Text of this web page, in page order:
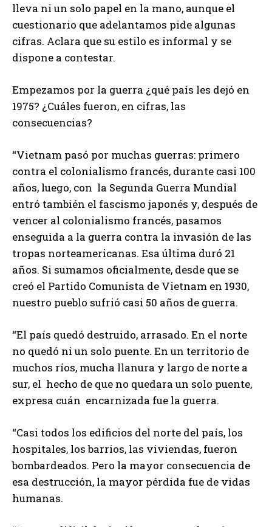
lleva ni un solo papel en la mano, aunque el
cuestionario que adelantamos pide algunas
cifras. Aclara que su estilo es informal y se
dispone a contestar.
Empezamos por la guerra ¿qué país les dejó en
1975? ¿Cuáles fueron, en cifras, las
consecuencias?
“Vietnam pasó por muchas guerras: primero
contra el colonialismo francés, durante casi 100
años, luego, con la Segunda Guerra Mundial
entró también el fascismo japonés y, después de
vencer al colonialismo francés, pasamos
enseguida a la guerra contra la invasión de las
tropas norteamericanas. Esa última duró 21
años. Si sumamos oficialmente, desde que se
creó el Partido Comunista de Vietnam en 1930,
nuestro pueblo sufrió casi 50 años de guerra.
“El país quedó destruido, arrasado. En el norte
no quedó ni un solo puente. En un territorio de
muchos ríos, mucha llanura y largo de norte a
sur, el hecho de que no quedara un solo puente,
expresa cuán encarnizada fue la guerra.
“Casi todos los edificios del norte del país, los
hospitales, los barrios, las viviendas, fueron
bombardeados. Pero la mayor consecuencia de
esa destrucción, la mayor pérdida fue de vidas
humanas.